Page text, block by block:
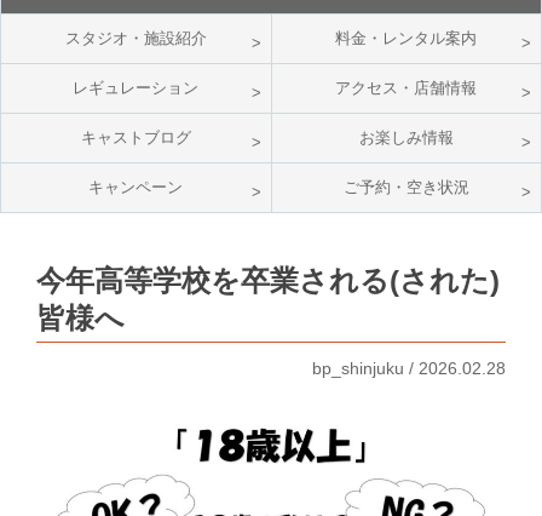
スタジオ・施設紹介 料金・レンタル案内
レギュレーション アクセス・店舗情報
キャストブログ お楽しみ情報
キャンペーン ご予約・空き状況
今年高等学校を卒業される(された)
皆様へ
bp_shinjuku / 2026.02.28